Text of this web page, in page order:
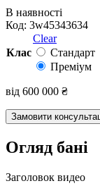
метрів з
(двері дерев'яні)
🌲
Дерево
Термін
🔑 Є все на 100%
Швидкі